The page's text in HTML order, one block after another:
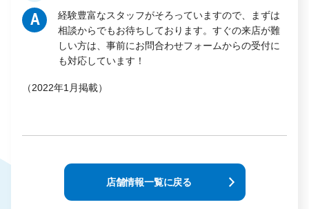
A
経験豊富なスタッフがそろっていますので、まずは
相談からでもお待ちしております。すぐの来店が難
しい方は、事前にお問合わせフォームからの受付に
も対応しています！
（2022年1月掲載）
店舗情報一覧に戻る